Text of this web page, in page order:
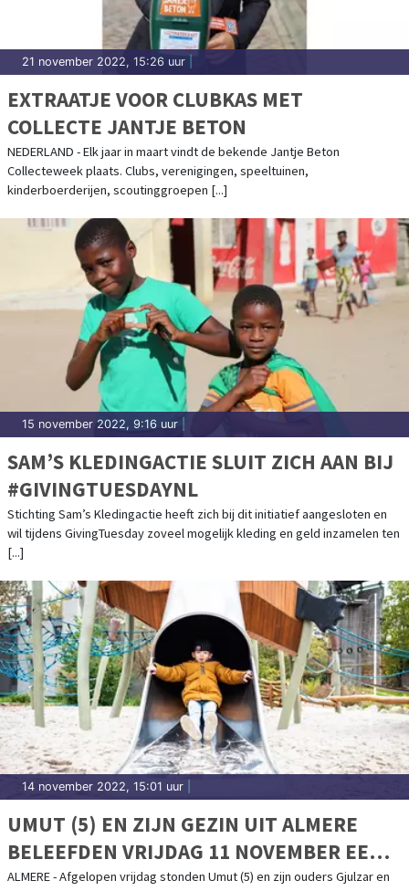
21 november 2022, 15:26 uur
EXTRAATJE VOOR CLUBKAS MET
COLLECTE JANTJE BETON
NEDERLAND - Elk jaar in maart vindt de bekende Jantje Beton
Collecteweek plaats. Clubs, verenigingen, speeltuinen,
kinderboerderijen, scoutinggroepen [...]
15 november 2022, 9:16 uur
SAM’S KLEDINGACTIE SLUIT ZICH AAN BIJ
#GIVINGTUESDAYNL
Stichting Sam’s Kledingactie heeft zich bij dit initiatief aangesloten en
wil tijdens GivingTuesday zoveel mogelijk kleding en geld inzamelen ten
[...]
14 november 2022, 15:01 uur
UMUT (5) EN ZIJN GEZIN UIT ALMERE
BELEEFDEN VRIJDAG 11 NOVEMBER EEN
WELVERDIENDE OPKIKKERDAG VOL
ALMERE - Afgelopen vrijdag stonden Umut (5) en zijn ouders Gjulzar en